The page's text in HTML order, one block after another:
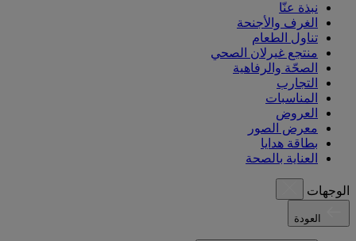
نبذة عنّا
الغرف والأجنحة
تناول الطعام
منتجع غيرلان الصحي
الصحّة والرفاهية
التجارب
المناسبات
العروض
معرض الصور
بطاقة هدايا
العناية بالصحة
الوجهات